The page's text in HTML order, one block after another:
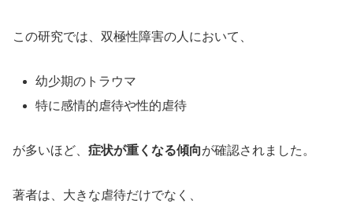
この研究では、双極性障害の人において、
幼少期のトラウマ
特に感情的虐待や性的虐待
が多いほど、 症状が重くなる傾向が確認されました。
著者は、大きな虐待だけでなく、